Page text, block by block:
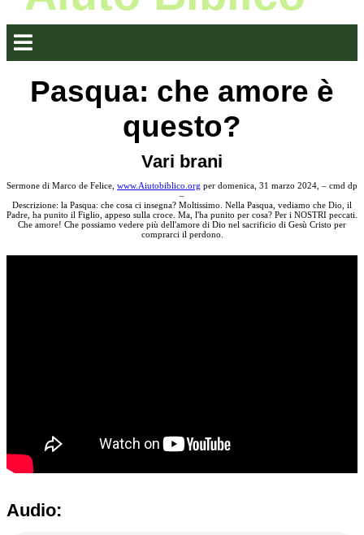
Pasqua: che amore è
questo?
Vari brani
Sermone di Marco de Felice, www.Aiutobiblico.org per domenica, 31 marzo 2024, – cmd dp
–
Descrizione: la Pasqua: che cosa ci insegna? Moltissimo. Nella Pasqua, vediamo che Dio, il
Padre, ha punito il Figlio, appeso sulla croce. Ma, l'ha punito per cosa? Per i NOSTRI peccati.
Che amore! Che possiamo vedere più dell'amore di Dio nel sacrificio di Gesù Cristo per
comprarci il perdono.
Audio: